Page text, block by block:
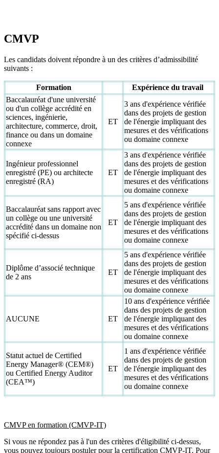
CMVP
Les candidats doivent répondre à un des critères d’admissibilité
suivants :
Formation
Expérience du travail
Baccalauréat d'une université
ou d'un collège accrédité en
sciences, ingénierie,
architecture, commerce, droit,
finance ou dans un domaine
connexe
ET
3 ans d'expérience vérifiée
dans des projets de gestion
de l'énergie impliquant des
mesures et des vérifications
ou domaine connexe
Ingénieur professionnel
enregistré (PE) ou architecte
enregistré (RA)
ET
3 ans d'expérience vérifiée
dans des projets de gestion
de l'énergie impliquant des
mesures et des vérifications
ou domaine connexe
Baccalauréat sans rapport avec
un collège ou une université
accrédité dans un domaine non
spécifié ci-dessus
ET
5 ans d'expérience vérifiée
dans des projets de gestion
de l'énergie impliquant des
mesures et des vérifications
ou domaine connexe
Diplôme d’associé technique
de 2 ans
ET
5 ans d'expérience vérifiée
dans des projets de gestion
de l'énergie impliquant des
mesures et des vérifications
ou domaine connexe
AUCUNE ET
10 ans d'expérience vérifiée
dans des projets de gestion
de l'énergie impliquant des
mesures et des vérifications
ou domaine connexe
Statut actuel de Certified
Energy Manager® (CEM®)
ou Certified Energy Auditor
(CEA™)
ET
1 ans d'expérience vérifiée
dans des projets de gestion
de l'énergie impliquant des
mesures et des vérifications
ou domaine connexe
CMVP en formation (CMVP-IT)
Si vous ne répondez pas à l'un des critères d'éligibilité ci-dessus,
vous pouvez toujours postuler pour la certification CMVP-IT. Pour